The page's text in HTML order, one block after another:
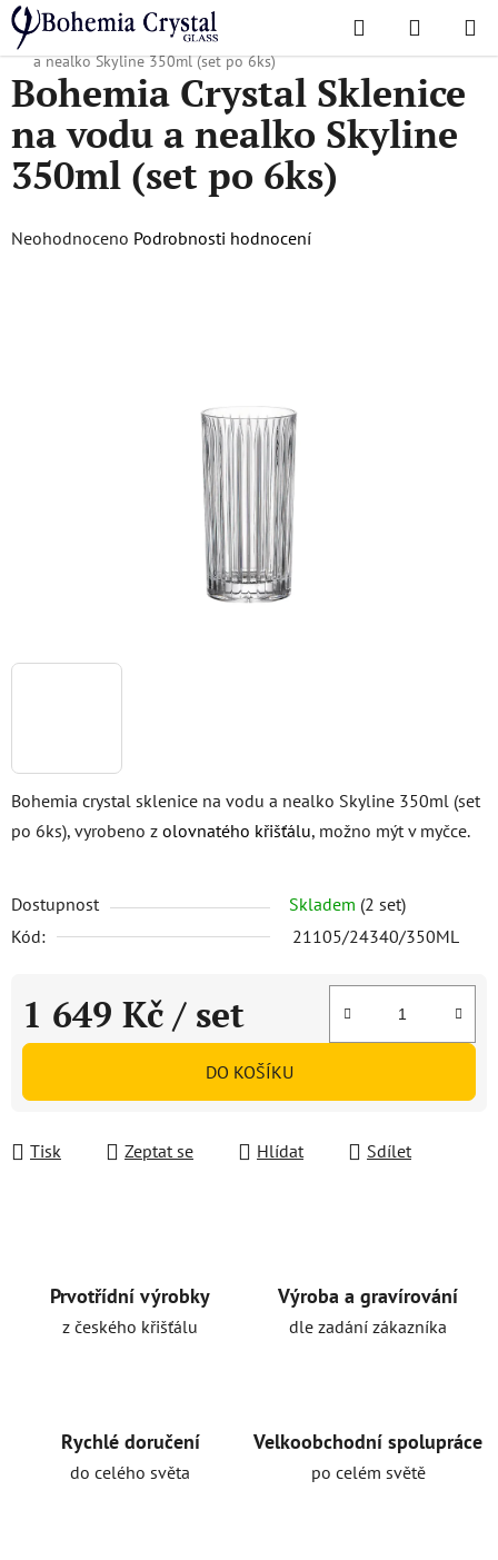
Přejít
na
obsah
Hledat
KOŠÍK
Domů
/ Oblíbené kolekce / Skyline
Bohemia Crystal Sklenice na vodu
a nealko Skyline 350ml (set po 6ks)
Bohemia crystal sklenice na vodu a nealko Skyline 350ml (set
po 6ks), vyrobeno z olovnatého křišťálu, možno mýt v myčce.
Dostupnost Skladem (2 set)
Kód:
21105/24340/350ML
1 649 Kč / set
Měrná cena:
DO KOŠÍKU
Tisk Zeptat se Hlídat Sdílet
Bohemia Crystal Sklenice
na vodu a nealko Skyline
350ml (set po 6ks)
Průměrné
Neohodnoceno Podrobnosti hodnocení
Prvotřídní výrobky
z českého křišťálu
Výroba a gravírování
dle zadání zákazníka
Rychlé doručení
do celého světa
Velkoobchodní spolupráce
po celém světě